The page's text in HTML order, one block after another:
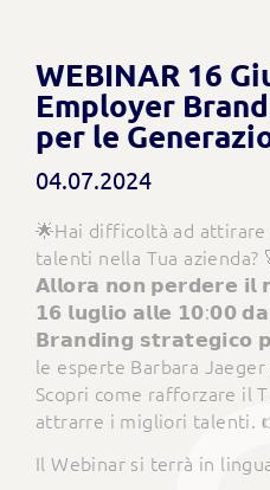
WEBINAR 16
Employer
per le
04.07.2024
🌟Hai difficoltà ad
talenti nella Tua azienda?
𝗔𝗹𝗹𝗼𝗿𝗮 𝗻𝗼𝗻 𝗽𝗲𝗿𝗱𝗲𝗿𝗲
𝟭𝟲 𝗹𝘂𝗴𝗹𝗶𝗼 𝗮𝗹𝗹𝗲 𝟭𝟬:𝟬𝟬
𝗕𝗿𝗮𝗻𝗱𝗶𝗻𝗴 𝘀𝘁𝗿𝗮𝘁𝗲𝗴𝗶𝗰𝗼
le esperte Barbara
Scopri come rafforzare il
attrarre i migliori talenti.
Il Webinar si terrà in